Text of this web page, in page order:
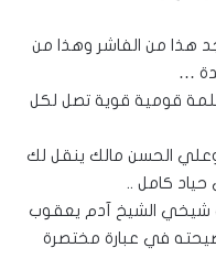
هذا من الفاشر وهذا من
…
قومية قوية تصل لكل
وعلي الحسن مالك ينقل لك
حياد كامل ..
شيخي الشيخ آدم يعقوب
في عبارة مختصرة